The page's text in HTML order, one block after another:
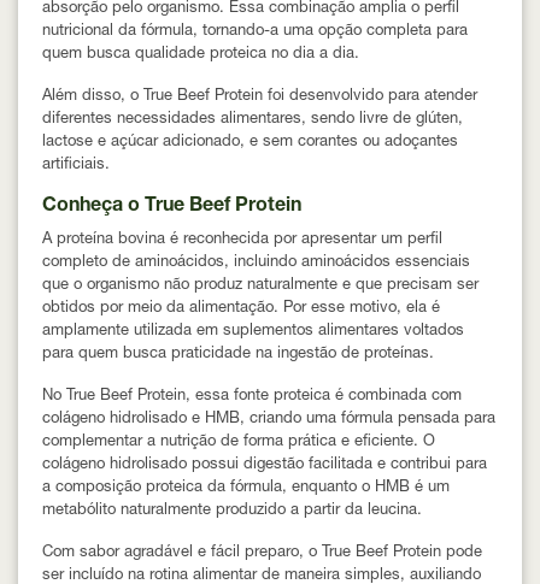
absorção pelo organismo. Essa combinação amplia o perfil
nutricional da fórmula, tornando-a uma opção completa para
quem busca qualidade proteica no dia a dia.
Além disso, o True Beef Protein foi desenvolvido para atender
diferentes necessidades alimentares, sendo livre de glúten,
lactose e açúcar adicionado, e sem corantes ou adoçantes
artificiais.
Conheça o True Beef Protein
A proteína bovina é reconhecida por apresentar um perfil
completo de aminoácidos, incluindo aminoácidos essenciais
que o organismo não produz naturalmente e que precisam ser
obtidos por meio da alimentação. Por esse motivo, ela é
amplamente utilizada em suplementos alimentares voltados
para quem busca praticidade na ingestão de proteínas.
No True Beef Protein, essa fonte proteica é combinada com
colágeno hidrolisado e HMB, criando uma fórmula pensada para
complementar a nutrição de forma prática e eficiente. O
colágeno hidrolisado possui digestão facilitada e contribui para
a composição proteica da fórmula, enquanto o HMB é um
metabólito naturalmente produzido a partir da leucina.
Com sabor agradável e fácil preparo, o True Beef Protein pode
ser incluído na rotina alimentar de maneira simples, auxiliando